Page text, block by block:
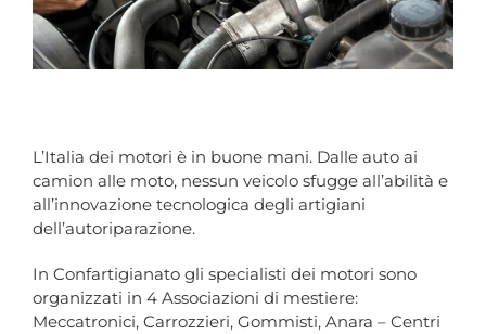
L’Italia dei motori è in buone mani. Dalle auto ai
camion alle moto, nessun veicolo sfugge all’abilità e
all’innovazione tecnologica degli artigiani
dell’autoriparazione.
In Confartigianato gli specialisti dei motori sono
organizzati in 4 Associazioni di mestiere:
Meccatronici, Carrozzieri, Gommisti, Anara – Centri